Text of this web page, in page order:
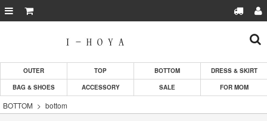
OUTER TOP BOTTOM
DRESS & SKIRT
BAG & SHOES
ACCESSORY SALE FOR MOM
BOTTOM bottom